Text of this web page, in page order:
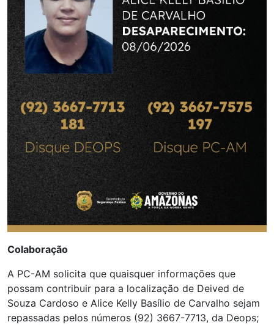
Colaboração
A PC-AM solicita que quaisquer informações que
possam contribuir para a localização de Deived de
Souza Cardoso e Alice Kelly Basílio de Carvalho sejam
repassadas pelos números (92) 3667-7713, da Deops;